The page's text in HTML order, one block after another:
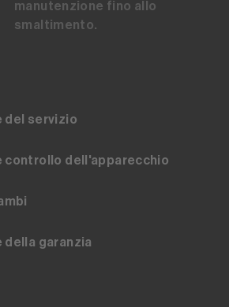
manutenzione fino allo
smaltimento.
del servizio
controllo dell'apparecchio
della garanzia